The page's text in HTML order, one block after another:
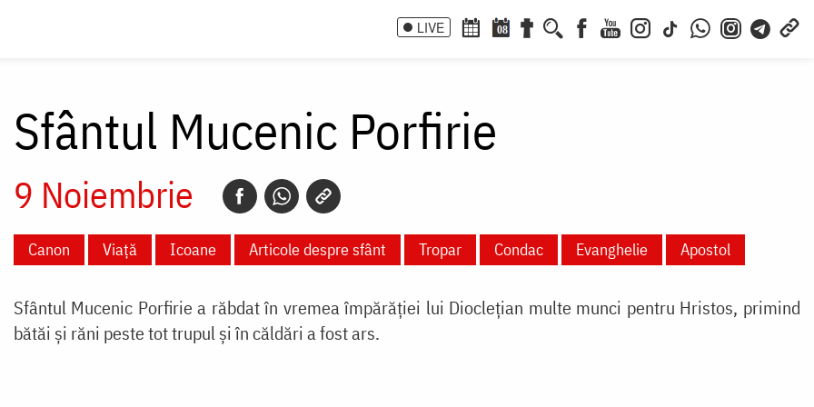
LIVE 08
Sfântul Mucenic Porfirie
9 Noiembrie
Canon Viață Icoane Articole despre sfânt Tropar Condac Evanghelie Apostol
Sfântul Mucenic Porfirie a răbdat în vremea împărăţiei lui Diocleţian multe munci pentru Hristos, primind
bătăi şi răni peste tot trupul şi în căldări a fost ars.